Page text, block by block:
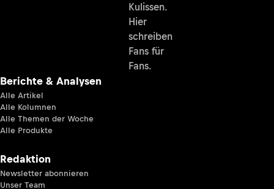
Kulissen.
Hier
schreiben
Fans für
Fans.
Berichte & Analysen
Alle Artikel
Alle Kolumnen
Alle Themen der Woche
Alle Produkte
Redaktion
Newsletter abonnieren
Unser Team